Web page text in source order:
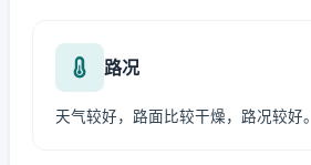
路况
天气较好，路面比较干燥，路况较好。